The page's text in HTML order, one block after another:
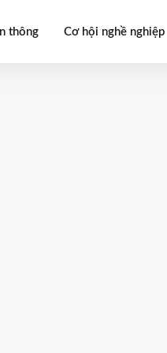
thông Cơ hội nghề nghiệp